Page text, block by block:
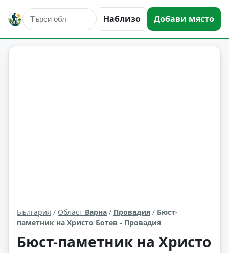
Наблизо Добави място
култура и изкуство Провадия Област: Варна
България / Област Варна / Провадия / Бюст-
паметник на Христо Ботев - Провадия
Бюст-паметник на Христо